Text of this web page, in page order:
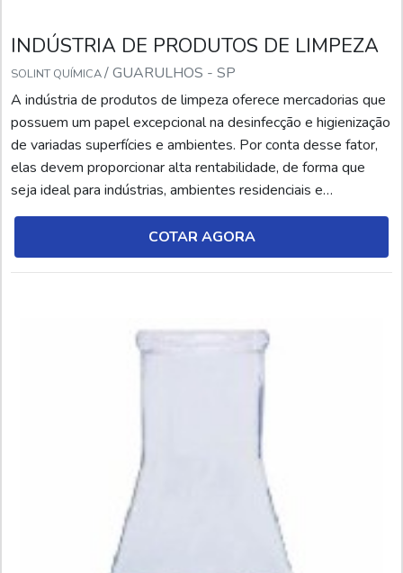
INDÚSTRIA DE PRODUTOS DE LIMPEZA
SOLINT QUÍMICA/ GUARULHOS - SP
A indústria de produtos de limpeza oferece mercadorias que
possuem um papel excepcional na desinfecção e higienização
de variadas superfícies e ambientes. Por conta desse fator,
elas devem proporcionar alta rentabilidade, de forma que
seja ideal para indústrias, ambientes residenciais e
corporativos.Cabe salientar que, além dessas vantagens,
eles precisam estar de acordo com todas as normas técnicas
exigidas, especialmente para proporci...
COTAR AGORA